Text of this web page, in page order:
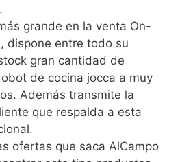
grande en la venta On-
dispone entre todo su
gran cantidad de
de cocina jocca a muy
Además transmite la
que respalda a esta
ofertas que saca AlCampo